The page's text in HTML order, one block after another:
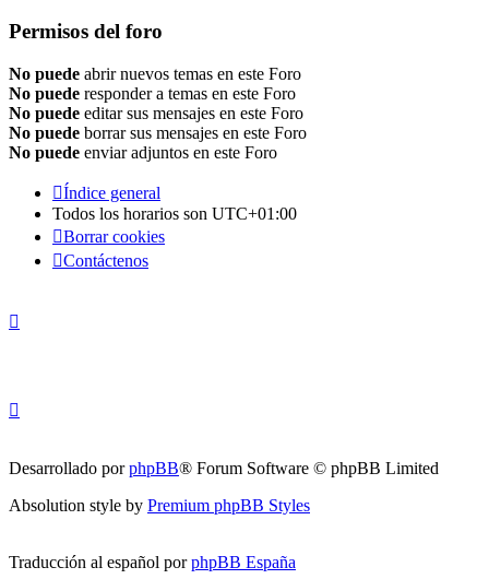
Permisos del foro
No puede abrir nuevos temas en este Foro
No puede responder a temas en este Foro
No puede editar sus mensajes en este Foro
No puede borrar sus mensajes en este Foro
No puede enviar adjuntos en este Foro
Índice general
Todos los horarios son UTC+01:00
Borrar cookies
Contáctenos
Desarrollado porphpBB® Forum Software © phpBB Limited
Absolution style by Premium phpBB Styles
Traducción al español porphpBB España